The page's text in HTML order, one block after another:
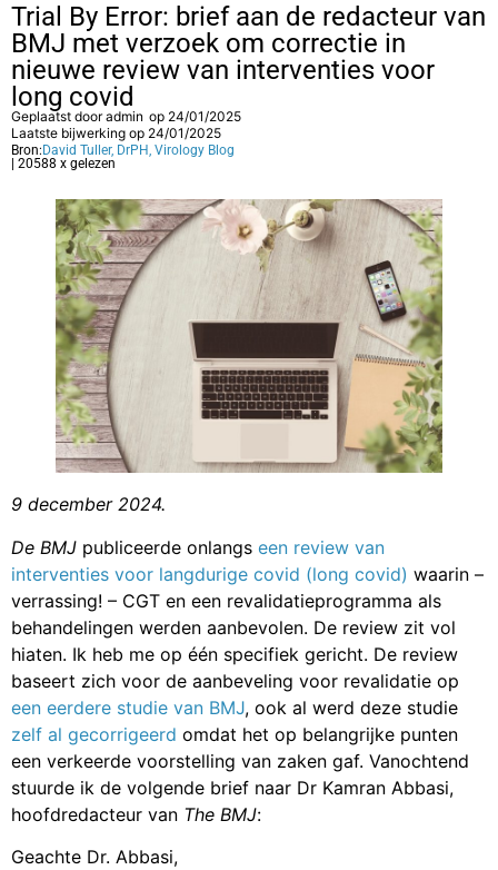
Trial By Error: brief aan de redacteur van
BMJ met verzoek om correctie in
nieuwe review van interventies voor
long covid
Geplaatst dooradmin op 24/01/2025
Laatste bijwerking op 24/01/2025
Bron: David Tuller, DrPH, Virology Blog
| 20588 x gelezen
9 december 2024.
De BMJ publiceerde onlangs een review van
interventies voor langdurige covid (long covid) waarin –
verrassing! – CGT en een revalidatieprogramma als
behandelingen werden aanbevolen. De review zit vol
hiaten. Ik heb me op één specifiek gericht. De review
baseert zich voor de aanbeveling voor revalidatie op
een eerdere studie van BMJ, ook al werd deze studie
zelf al gecorrigeerd omdat het op belangrijke punten
een verkeerde voorstelling van zaken gaf. Vanochtend
stuurde ik de volgende brief naar Dr Kamran Abbasi,
hoofdredacteur van The BMJ:
Geachte Dr. Abbasi,